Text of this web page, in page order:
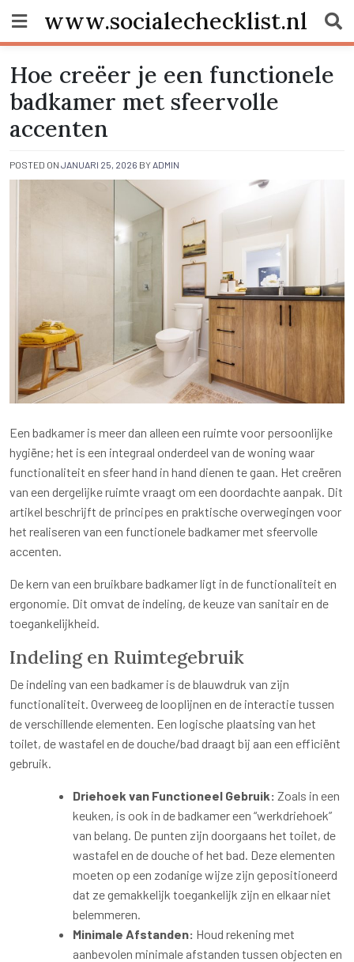
content
www.socialechecklist.nl
Hoe creëer je een functionele
badkamer met sfeervolle
accenten
POSTED ON JANUARI 25, 2026 BY ADMIN
Een badkamer is meer dan alleen een ruimte voor persoonlijke
hygiëne; het is een integraal onderdeel van de woning waar
functionaliteit en sfeer hand in hand dienen te gaan. Het creëren
van een dergelijke ruimte vraagt om een doordachte aanpak. Dit
artikel beschrijft de principes en praktische overwegingen voor
het realiseren van een functionele badkamer met sfeervolle
accenten.
De kern van een bruikbare badkamer ligt in de functionaliteit en
ergonomie. Dit omvat de indeling, de keuze van sanitair en de
toegankelijkheid.
Indeling en Ruimtegebruik
De indeling van een badkamer is de blauwdruk van zijn
functionaliteit. Overweeg de looplijnen en de interactie tussen
de verschillende elementen. Een logische plaatsing van het
toilet, de wastafel en de douche/bad draagt bij aan een efficiënt
gebruik.
Driehoek van Functioneel Gebruik: Zoals in een
keuken, is ook in de badkamer een “werkdriehoek”
van belang. De punten zijn doorgaans het toilet, de
wastafel en de douche of het bad. Deze elementen
moeten op een zodanige wijze zijn gepositioneerd
dat ze gemakkelijk toegankelijk zijn en elkaar niet
belemmeren.
Minimale Afstanden: Houd rekening met
aanbevolen minimale afstanden tussen objecten en